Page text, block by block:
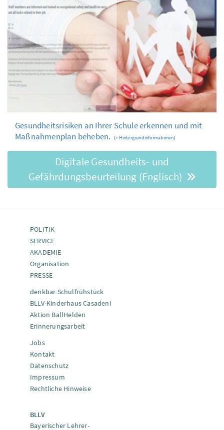
Gesundheitsrisiken an Ihrer Schule erkennen und mit
Maßnahmenplan beheben.
(» Hintergrundinformationen)
Digitale Gesundheits- und
Gefährdungsbeurteilung (Englisch)
POLITIK
SERVICE
AKADEMIE
Organisation
PRESSE
denkbar Schulfrühstück
BLLV-Kinderhaus Casadeni
Aktion BallHelden
Erinnerungsarbeit
Jobs
Kontakt
Datenschutz
Impressum
Rechtliche Hinweise
BLLV
Bayerischer Lehrer-